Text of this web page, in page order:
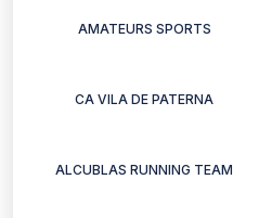
AMATEURS SPORTS
CA VILA DE PATERNA
ALCUBLAS RUNNING TEAM